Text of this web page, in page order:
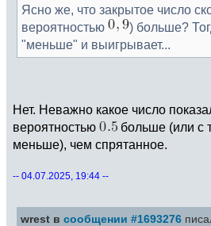
Ясно же, что закрытое число
вероятностью
) больше?
"меньше" и выигрывает...
Нет. Неважно какое число
вероятностью
больше (или с
меньше), чем спрятанное.
-- 04.07.2025, 19:44 --
wrest в сообщении #1693276